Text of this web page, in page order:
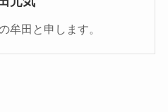
牟田と申します。